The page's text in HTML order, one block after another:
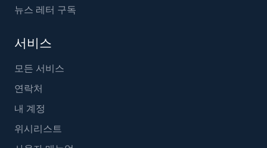
뉴스 레터 구독
서비스
모든 서비스
연락처
내 계정
위시리스트